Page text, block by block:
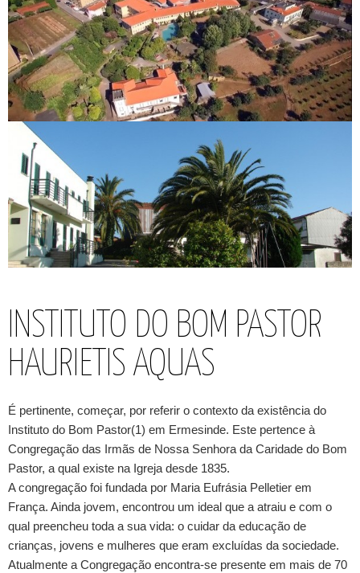
INSTITUTO DO BOM PASTOR
HAURIETIS AQUAS
É pertinente, começar, por referir o contexto da existência do
Instituto do Bom Pastor(1) em Ermesinde. Este pertence à
Congregação das Irmãs de Nossa Senhora da Caridade do Bom
Pastor, a qual existe na Igreja desde 1835.
A congregação foi fundada por Maria Eufrásia Pelletier em
França. Ainda jovem, encontrou um ideal que a atraiu e com o
qual preencheu toda a sua vida: o cuidar da educação de
crianças, jovens e mulheres que eram excluídas da sociedade.
Atualmente a Congregação encontra-se presente em mais de 70